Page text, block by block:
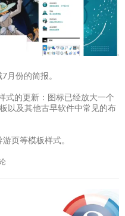
月份的简报。
式的更新：图标已经放大一个
以及其他古早软件中常见的布
页等模板样式。